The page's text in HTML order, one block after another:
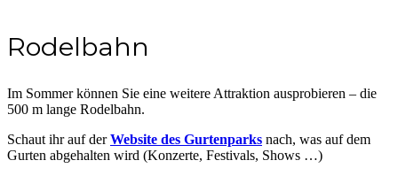
Rodelbahn
Im Sommer können Sie eine weitere Attraktion ausprobieren – die
500 m lange Rodelbahn.
Schaut ihr auf derWebsite des Gurtenparks nach, was auf dem
Gurten abgehalten wird (Konzerte, Festivals, Shows …)